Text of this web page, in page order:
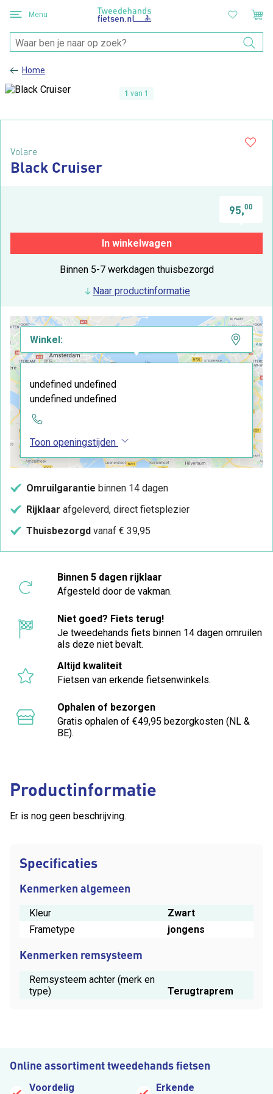
Menu
Home
1 van 1
Productinformatie
Er is nog geen beschrijving.
Specificaties
Kenmerken algemeen
Kleur
Zwart
Frametype
jongens
Kenmerken remsysteem
Remsysteem achter (merk en
type)
Terugtraprem
Volare
Black Cruiser
95,00
In winkelwagen
Binnen 5-7 werkdagen thuisbezorgd
Naar productinformatie
Winkel:
undefined undefined
undefined undefined
Toon openingstijden
Omruilgarantie binnen 14 dagen
Rijklaar afgeleverd, direct fietsplezier
Thuisbezorgd vanaf € 39,95
Binnen 5 dagen rijklaar
Afgesteld door de vakman.
Niet goed? Fiets terug!
Je tweedehands fiets binnen 14 dagen omruilen
als deze niet bevalt.
Altijd kwaliteit
Fietsen van erkende fietsenwinkels.
Ophalen of bezorgen
Gratis ophalen of €49,95 bezorgkosten (NL &
BE).
Online assortiment tweedehands fietsen
Voordelig
Erkende